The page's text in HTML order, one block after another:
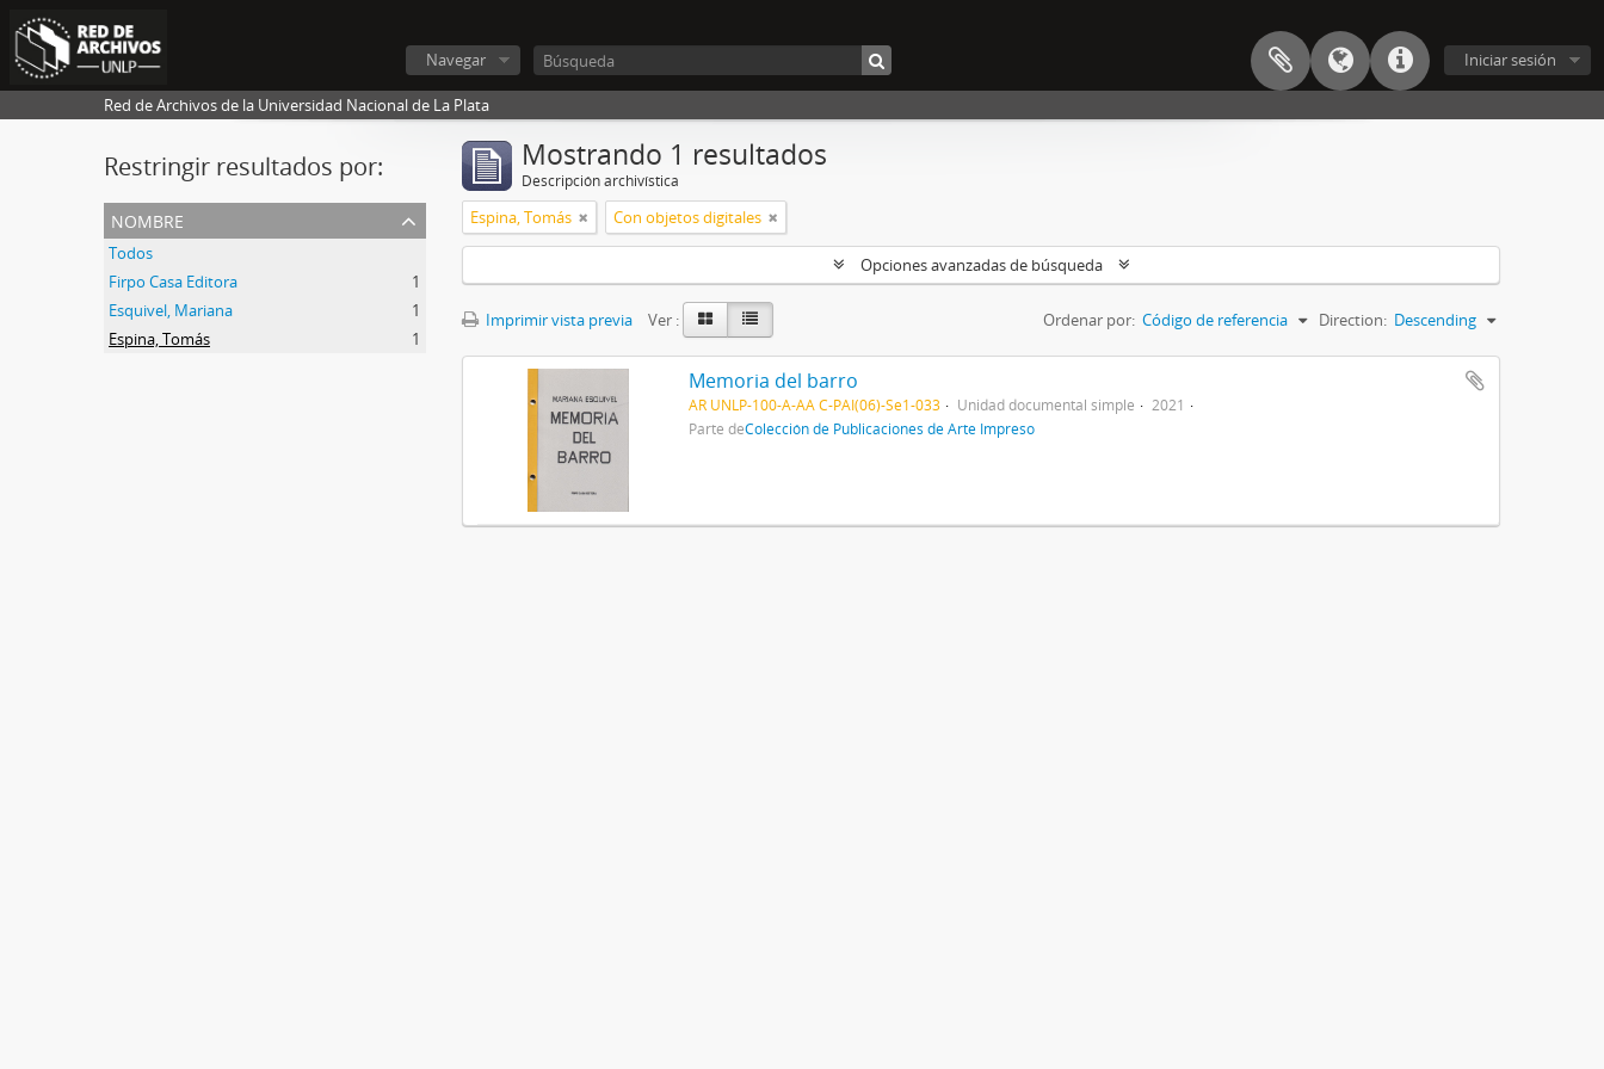
Iniciar sesión
Navegar
Red de Archivos de la Universidad Nacional de La Plata
Restringir resultados por:
nombre
Todos
Firpo Casa Editora
1
Esquivel, Mariana
1
Espina, Tomás
1
Mostrando 1 resultados
Descripción archivística
Espina, Tomás Con objetos digitales
Opciones avanzadas de búsqueda
Imprimir vista previa Ver : Ordenar por: Código de referencia Direction: Descending
Memoria del barro
AR UNLP-100-A-AA C-PAI(06)-Se1-033 Unidad documental simple
2021
Parte deColección de Publicaciones de Arte Impreso